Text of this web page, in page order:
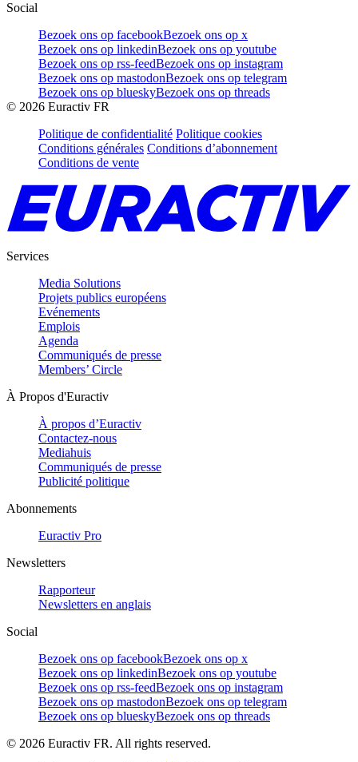
Social
Bezoek ons op facebookBezoek ons op x
Bezoek ons op linkedinBezoek ons op youtube
Bezoek ons op rss-feedBezoek ons op instagram
Bezoek ons op mastodonBezoek ons op telegram
Bezoek ons op blueskyBezoek ons op threads
© 2026 Euractiv FR
Politique de confidentialité Politique cookies
Conditions générales Conditions d’abonnement
Conditions de vente
Services
Media Solutions
Projets publics européens
Evénements
Emplois
Agenda
Communiqués de presse
Members’ Circle
À Propos d'Euractiv
À propos d’Euractiv
Contactez-nous
Mediahuis
Communiqués de presse
Publicité politique
Abonnements
Euractiv Pro
Newsletters
Rapporteur
Newsletters en anglais
Social
Bezoek ons op facebookBezoek ons op x
Bezoek ons op linkedinBezoek ons op youtube
Bezoek ons op rss-feedBezoek ons op instagram
Bezoek ons op mastodonBezoek ons op telegram
Bezoek ons op blueskyBezoek ons op threads
© 2026 Euractiv FR. All rights reserved.